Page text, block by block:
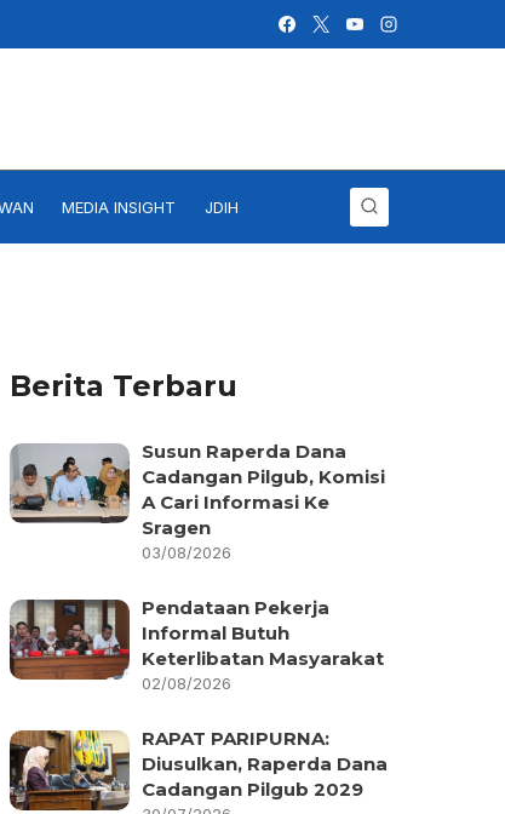
MEDIA INSIGHT JDIH
Berita Terbaru
Susun Raperda Dana
Cadangan Pilgub, Komisi
A Cari Informasi Ke
Sragen
03/08/2026
Pendataan Pekerja
Informal Butuh
Keterlibatan Masyarakat
02/08/2026
RAPAT PARIPURNA:
Diusulkan, Raperda Dana
Cadangan Pilgub 2029